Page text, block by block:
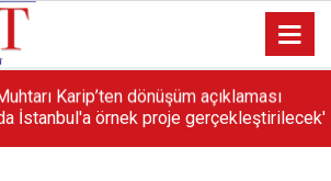
İstanbul'a örnek proje gerçekleştirilecek'